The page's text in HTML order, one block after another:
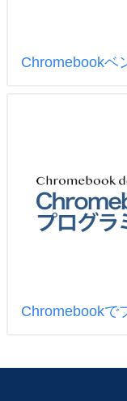
Chromebookベ
Chromebookで